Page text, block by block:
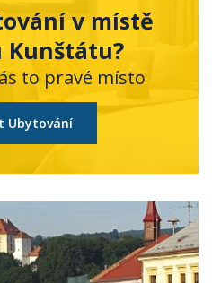
v místě
Kunštátu?
to pravé místo
Ubytování